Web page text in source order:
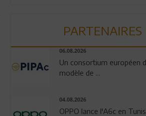
PARTENAIRES
06.08.2026
Un consortium européen
modèle de ...
04.08.2026
OPPO lance l'A6c en